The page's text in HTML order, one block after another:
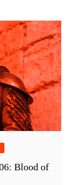
Blood of